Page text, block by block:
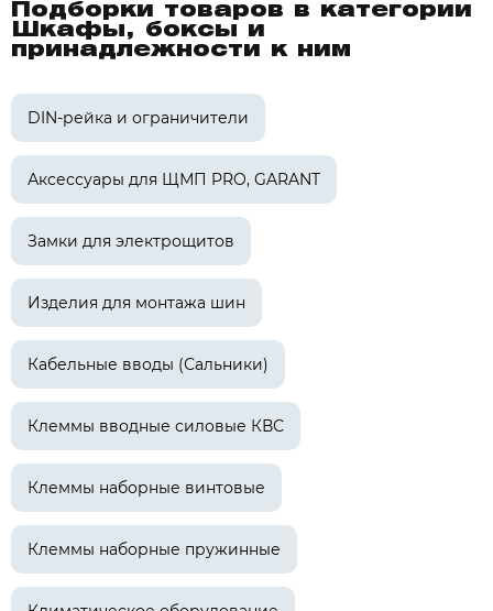
Подборки товаров в категории
Шкафы, боксы и
принадлежности к ним
DIN-рейка и ограничители
Аксессуары для ЩМП PRO, GARANT
Замки для электрощитов
Изделия для монтажа шин
Кабельные вводы (Сальники)
Клеммы вводные силовые КВС
Клеммы наборные винтовые
Клеммы наборные пружинные